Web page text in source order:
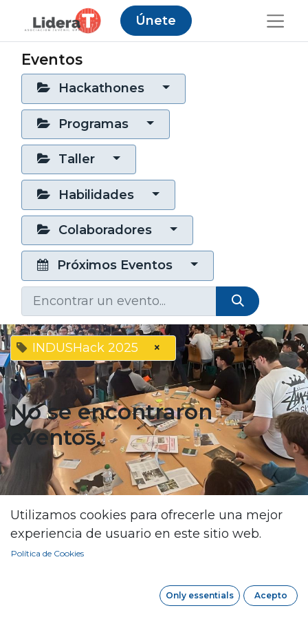
Únete
Eventos
Hackathones
Programas
Taller
Habilidades
Colaboradores
Próximos Eventos
INDUSHack 2025 ×
No se encontraron
eventos.
Contáctanos en cualquier
lideratupv@gma​il.com
Utilizamos cookies para ofrecerle una mejor
experiencia de usuario en este sitio web.
Política de Cookies
Only essentials Acepto